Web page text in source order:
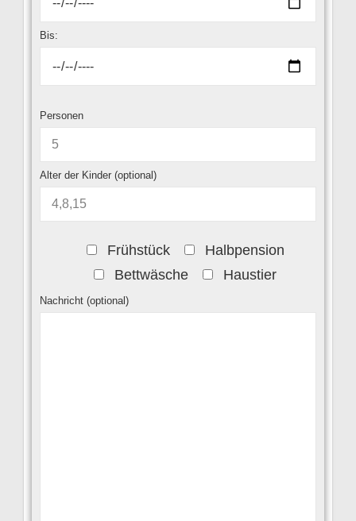
Bis:
Personen
Alter der Kinder (optional)
Frühstück
Halbpension
Bettwäsche
Haustier
Nachricht (optional)